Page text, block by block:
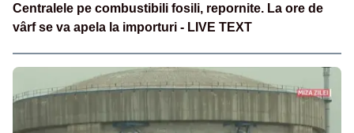
Centralele pe combustibili fosili, repornite. La ore de
vârf se va apela la importuri - LIVE TEXT